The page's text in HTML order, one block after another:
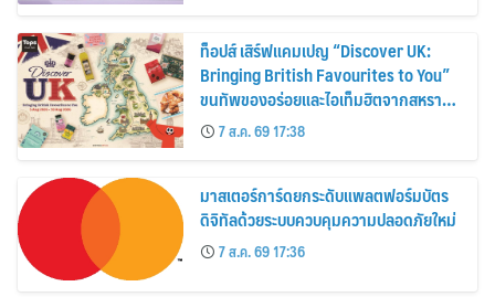
ท็อปส์ เสิร์ฟแคมเปญ “Discover UK:
Bringing British Favourites to You”
ขนทัพของอร่อยและไอเท็มฮิตจากสหราช
อาณาจักร ส่งตรงถึงมือตั้งแต่วันนี้ – 18
สิงหาคมนี้
7 ส.ค. 69 17:38
มาสเตอร์การ์ดยกระดับแพลตฟอร์มบัตร
ดิจิทัลด้วยระบบควบคุมความปลอดภัยใหม่
7 ส.ค. 69 17:36